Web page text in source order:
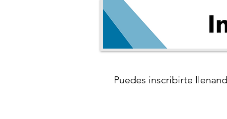
Puedes inscribirte